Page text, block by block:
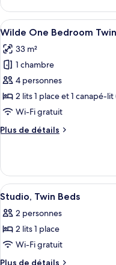
view
le
type
de
Wilde
Studio
Castle
view
Afficher
toutes
les
photos
pour
ce
type
chambre :
Bedroom
Twin
Castle
View
5
Wilde One Bedroom
33 m²
1 chambre
4 personnes
2 lits 1 place et 1 canapé-
Wi-Fi gratuit
Plus de détails
Plus
le
type
de
Wilde
One
Twin
Castle
Afficher
toutes
les
photos
pour
ce
33
Studio, Twin Beds
2 personnes
2 lits 1 place
Wi-Fi gratuit
Plus de détails
Plus